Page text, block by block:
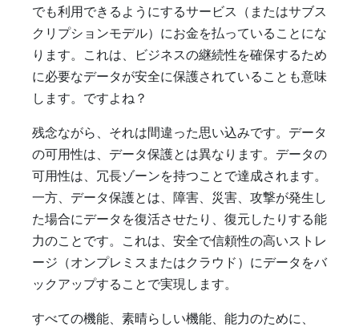
でも利用できるようにするサービス（またはサブス
クリプションモデル）にお金を払っていることにな
ります。これは、ビジネスの継続性を確保するため
に必要なデータが安全に保護されていることも意味
します。ですよね？
残念ながら、それは間違った思い込みです。データ
の可用性は、データ保護とは異なります。データの
可用性は、冗長ゾーンを持つことで達成されます。
一方、データ保護とは、障害、災害、攻撃が発生し
た場合にデータを復活させたり、復元したりする能
力のことです。これは、安全で信頼性の高いストレ
ージ（オンプレミスまたはクラウド）にデータをバ
ックアップすることで実現します。
すべての機能、素晴らしい機能、能力のために、